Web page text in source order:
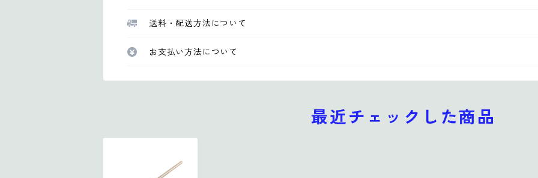
送料・配送方法について
お支払い方法について
最近チェックした商品